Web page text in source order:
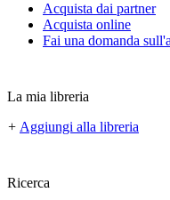
Acquista dai partner
Acquista online
Fai una domanda
La mia libreria
+ Aggiungi alla libreria
Ricerca